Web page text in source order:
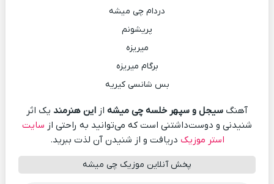
دردام چی میشه
پریشونم
میریزه
برگام میریزه
بس شانسی کیریه
آهنگ سیجل و سپهر خلسه چی میشه از این هنرمند یک اثر
شنیدنی و دوست‌داشتنی است که می‌توانید به راحتی از سایت
استر موزیک دریافت و از شنیدن آن لذت ببرید.
پخش آنلاین موزیک چی میشه